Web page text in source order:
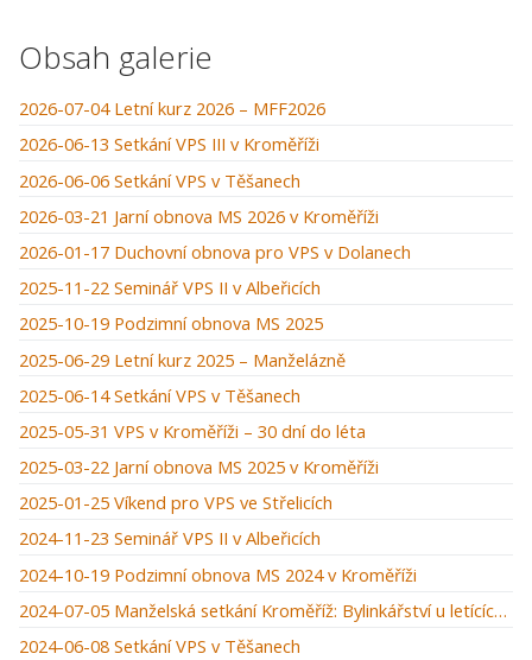
Obsah galerie
2026-07-04 Letní kurz 2026 – MFF2026
2026-06-13 Setkání VPS III v Kroměříži
2026-06-06 Setkání VPS v Těšanech
2026-03-21 Jarní obnova MS 2026 v Kroměříži
2026-01-17 Duchovní obnova pro VPS v Dolanech
2025-11-22 Seminář VPS II v Albeřicích
2025-10-19 Podzimní obnova MS 2025
2025-06-29 Letní kurz 2025 – Manželázně
2025-06-14 Setkání VPS v Těšanech
2025-05-31 VPS v Kroměříži – 30 dní do léta
2025-03-22 Jarní obnova MS 2025 v Kroměříži
2025-01-25 Víkend pro VPS ve Střelicích
2024-11-23 Seminář VPS II v Albeřicích
2024-10-19 Podzimní obnova MS 2024 v Kroměříži
2024-07-05 Manželská setkání Kroměříž: Bylinkářství u letících hus
2024-06-08 Setkání VPS v Těšanech